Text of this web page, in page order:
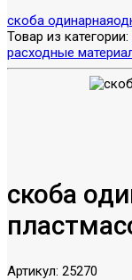
скоба одинарная
Товар из категории:
расходные
скоба
Артикул: 25270